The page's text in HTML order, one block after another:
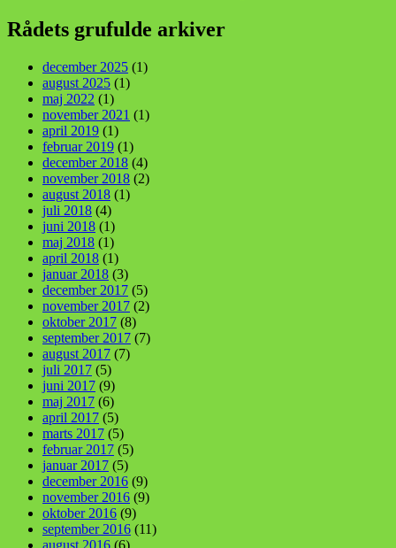
Rådets grufulde arkiver
december 2025 (1)
august 2025 (1)
maj 2022 (1)
november 2021 (1)
april 2019 (1)
februar 2019 (1)
december 2018 (4)
november 2018 (2)
august 2018 (1)
juli 2018 (4)
juni 2018 (1)
maj 2018 (1)
april 2018 (1)
januar 2018 (3)
december 2017 (5)
november 2017 (2)
oktober 2017 (8)
september 2017 (7)
august 2017 (7)
juli 2017 (5)
juni 2017 (9)
maj 2017 (6)
april 2017 (5)
marts 2017 (5)
februar 2017 (5)
januar 2017 (5)
december 2016 (9)
november 2016 (9)
oktober 2016 (9)
september 2016 (11)
august 2016 (6)